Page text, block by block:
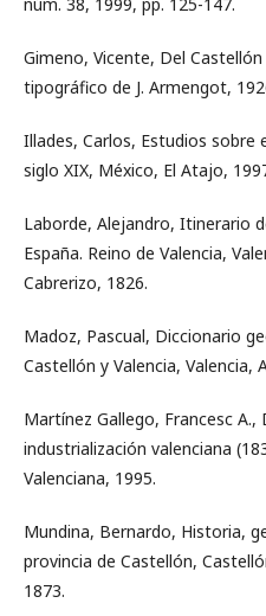
Gimeno, Vicente, Del
tipográfico de J. Armengot,
Illades, Carlos, Estudios sobre
siglo XIX, México, El Atajo,
Laborde, Alejandro, Itinerario
España. Reino de Valencia,
Cabrerizo, 1826.
Madoz, Pascual, Diccionario
Castellón y Valencia, Valencia,
Martínez Gallego, Francesc
industrialización valenciana
Valenciana, 1995.
Mundina, Bernardo, Historia,
provincia de Castellón,
1873.